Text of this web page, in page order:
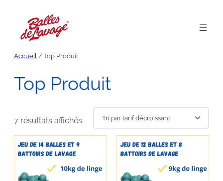
contenu
Accueil / Top Produit
Top Produit
7 résultats affichés
par
décroissant